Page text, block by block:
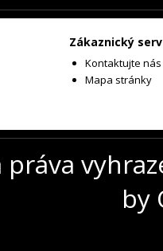
Zákaznický
Kontaktujte nás
Mapa stránky
by